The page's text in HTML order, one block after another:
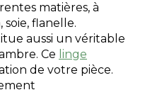
matières, à
soie, flanelle.
aussi un véritable
Ce linge
de votre pièce.